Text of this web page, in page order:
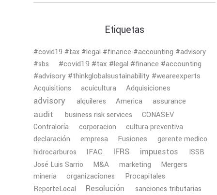
Etiquetas
#covid19 #tax #legal #finance #accounting #advisory
#sbs
#covid19 #tax #legal #finance #accounting
#advisory #thinkglobalsustainability #weareexperts
Acquisitions acuicultura Adquisiciones
advisory alquileres America assurance
audit business risk services
CONASEV
Contraloría
corporacion cultura preventiva
declaración empresa Fusiones
gerente medico
hidrocarburos
IFAC IFRS impuestos
ISSB
José Luis Sarrio
M&A marketing Mergers
minería organizaciones
Procapitales
ReporteLocal
Resolución
sanciones tributarias